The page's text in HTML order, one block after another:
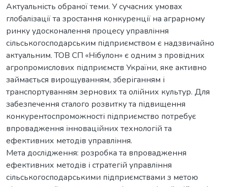
Актуальність обраної теми. У сучасних умовах
глобалізації та зростання конкуренції на аграрному
ринку удосконалення процесу управління
сільськогосподарським підприємством є надзвичайно
актуальним. ТОВ СП «Нібулон» є одним з провідних
агропромислових підприємств України, яке активно
займається вирощуванням, зберіганням і
транспортуванням зернових та олійних культур. Для
забезпечення сталого розвитку та підвищення
конкурентоспроможності підприємство потребує
впровадження інноваційних технологій та
ефективних методів управління.
Мета дослідження: розробка та впровадження
ефективних методів і стратегій управління
сільськогосподарськими підприємствами з метою